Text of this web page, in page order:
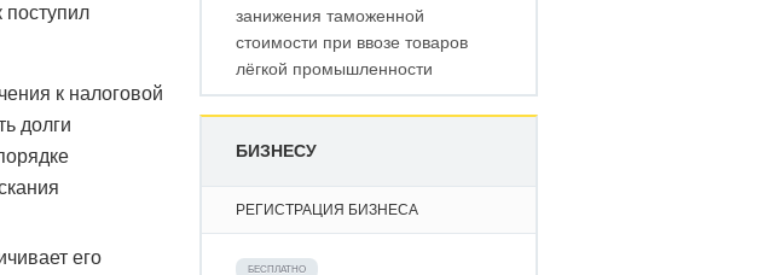
к налоговой
долги
его
занижения таможенной
стоимости при ввозе товаров
лёгкой промышленности
БИЗНЕСУ
РЕГИСТРАЦИЯ БИЗНЕСА